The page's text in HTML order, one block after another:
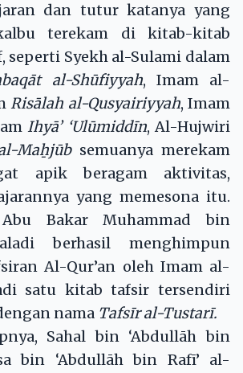
dan tutur katanya yang
terekam di kitab-kitab
seperti Syekh al-Sulami dalam
al-Shūfiyyah, Imam al-
Risālah al-Qusyairiyyah, Imam
Ihyā’ ‘Ulūmiddīn, Al-Hujwiri
Maẖjūbsemuanya merekam
apik beragam aktivitas,
yang memesona itu.
Abu Bakar Muhammad bin
berhasil menghimpun
Al-Qur’an oleh Imam al-
satu kitab tafsir tersendiri
nama Tafsīr al-Tustarī.
Sahal bin ‘Abdullāh bin
bin ‘Abdullāh bin Rafī’ al-